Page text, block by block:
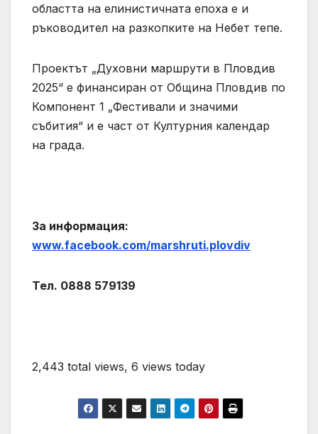
областта на елинистичната епоха е и
ръководител на разкопките на Небет тепе.
Проектът „Духовни маршрути в Пловдив
2025“ е финансиран от Община Пловдив по
Компонент 1 „Фестивали и значими
събития“ и е част от Културния календар
на града.
За информация:
www.facebook.com/marshruti.plovdiv
Тел. 0888 579139
2,443 total views, 6 views today